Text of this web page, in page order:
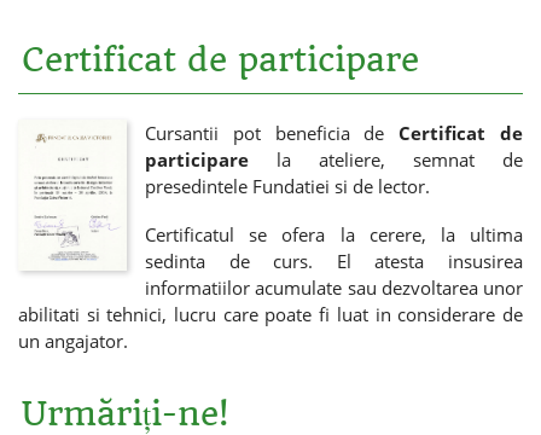
Certificat de participare
Cursantii pot beneficia de Certificat de
participare la ateliere, semnat de
presedintele Fundatiei si de lector.
Certificatul se ofera la cerere, la ultima
sedinta de curs. El atesta insusirea
informatiilor acumulate sau dezvoltarea unor
abilitati si tehnici, lucru care poate fi luat in considerare de
un angajator.
Urmăriți-ne!